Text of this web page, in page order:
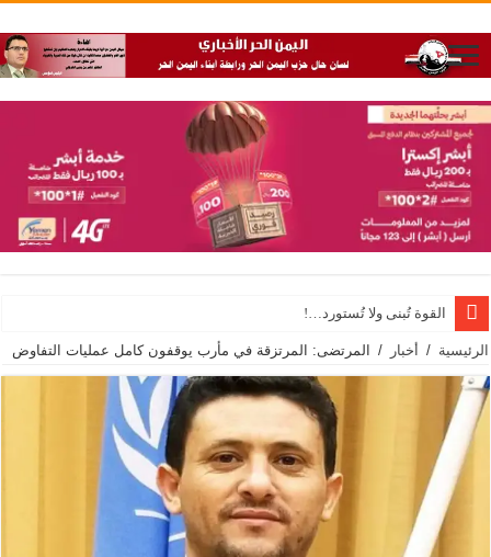
القوة تُبنى ولا تُستورد…!
الرئيسية / أخبار / المرتضى: المرتزقة في مأرب يوقفون كامل عمليات التفاوض